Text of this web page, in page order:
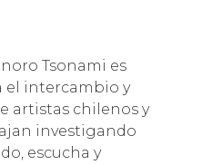
Tsonami es
el intercambio y
artistas chilenos y
investigando
escucha y